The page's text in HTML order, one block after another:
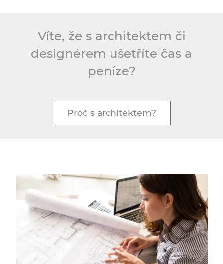
Víte, že s architektem či
designérem ušetříte čas a
peníze?
Proč s architektem?